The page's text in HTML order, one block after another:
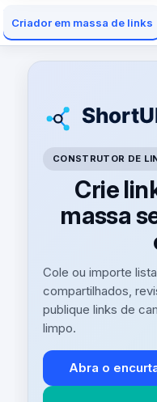
Criador em massa de links
CONSTRUTOR DE
Crie
massa
Cole ou importe
compartilhados,
publique links de
limpo.
Abra o